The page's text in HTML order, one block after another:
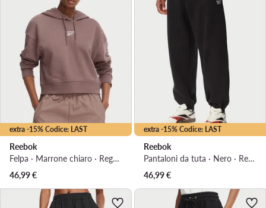
extra -15% Codice: LAST
Reebok
Felpa · Marrone chiaro · Regular Fit
46,99€
extra -15% Codice: LAST
Reebok
Pantaloni da tuta · Nero · Regular Fit
46,99€